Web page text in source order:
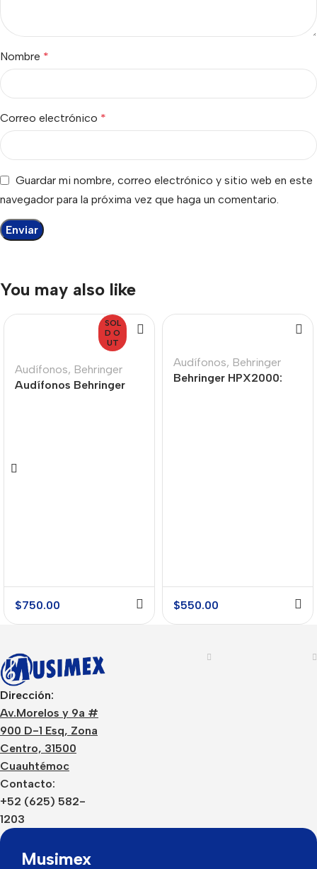
Nombre *
Correo electrónico *
Guardar mi nombre, correo electrónico y sitio web en este
navegador para la próxima vez que haga un comentario.
You may also like
SOL
D O
UT
Audífonos, Behringer
Audífonos Behringer
$750.00
Audífonos, Behringer
Behringer HPX2000:
$550.00
Dirección:
Av.Morelos y 9a #
900 D-1 Esq, Zona
Centro, 31500
Cuauhtémoc
Contacto:
+52 (625) 582-
1203
Musimex